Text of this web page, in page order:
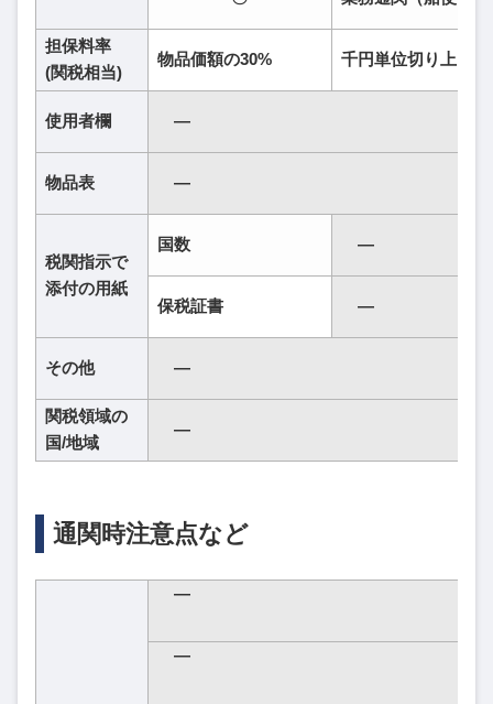
担保料率
(関税相当)
物品価額の30% 千円単位切り上げ
使用者欄 ―
物品表 ―
税関指示で
添付の用紙
国数 ―
保税証書 ―
その他 ―
関税領域の
国/地域
―
通関時注意点など
―
―